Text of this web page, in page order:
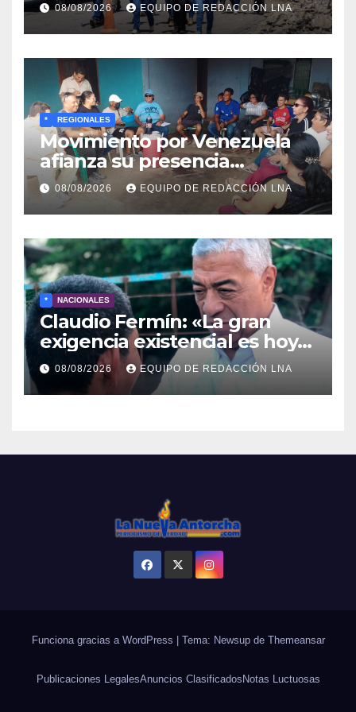
Intercomunal
08/08/2026 EQUIPO DE REDACCIÓN LNA
* REGIONALES
Movimiento por Venezuela
afianza su presencia
comunitaria en La Ponderosa
y otras comunidades de
Anzoátegui
08/08/2026 EQUIPO DE REDACCIÓN LNA
* NACIONALES
Claudio Fermín: «La gran
exigencia existencial es hoy
la defensa de la soberanía»
08/08/2026 EQUIPO DE REDACCIÓN LNA
Funciona gracias a WordPress Tema: Newsup de Themeansar
Publicaciones LegalesAnuncios ClasificadosNotas Luctuosas